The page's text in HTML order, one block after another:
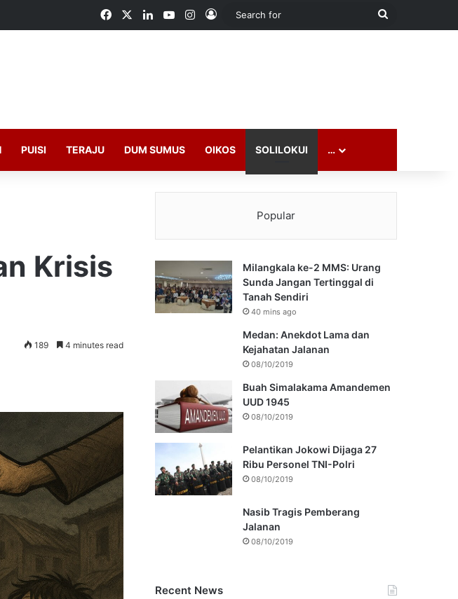
FacebookLinkedInYouTubeInstagram
Log In
Search
PUISI TERAJU DUM SUMUS OIKOS SOLILOKUI …
Krisis
189 4 minutes read
Popular
Milangkala ke-2 MMS: Urang
Sunda Jangan Tertinggal di
Tanah Sendiri
40 mins ago
Medan: Anekdot Lama dan
Kejahatan Jalanan
08/10/2019
Buah Simalakama Amandemen
UUD 1945
08/10/2019
Pelantikan Jokowi Dijaga 27
Ribu Personel TNI-Polri
08/10/2019
Nasib Tragis Pemberang
Jalanan
08/10/2019
Recent News